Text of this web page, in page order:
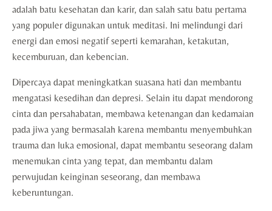
adalah batu kesehatan dan karir, dan salah satu batu pertama
yang populer digunakan untuk meditasi. Ini melindungi dari
energi dan emosi negatif seperti kemarahan, ketakutan,
kecemburuan, dan kebencian.
Dipercaya dapat meningkatkan suasana hati dan membantu
mengatasi kesedihan dan depresi. Selain itu dapat mendorong
cinta dan persahabatan, membawa ketenangan dan kedamaian
pada jiwa yang bermasalah karena membantu menyembuhkan
trauma dan luka emosional, dapat membantu seseorang dalam
menemukan cinta yang tepat, dan membantu dalam
perwujudan keinginan seseorang, dan membawa
keberuntungan.